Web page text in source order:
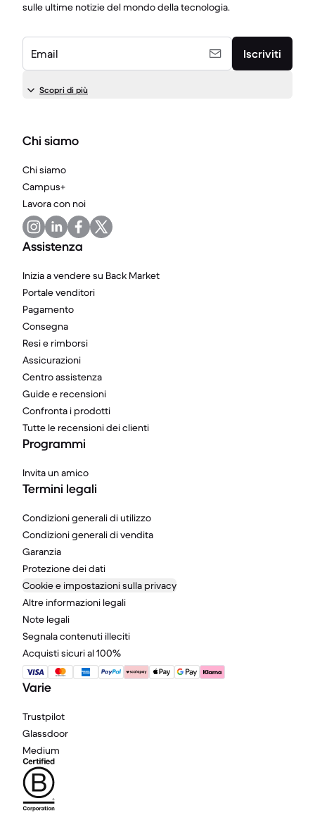
sulle ultime notizie del mondo della tecnologia.
Email Iscriviti
Scopri di più
Chi siamo
Chi siamo
Campus+
Lavora con noi
Assistenza
Inizia a vendere su Back Market
Portale venditori
Pagamento
Consegna
Resi e rimborsi
Assicurazioni
Centro assistenza
Guide e recensioni
Confronta i prodotti
Tutte le recensioni dei clienti
Programmi
Invita un amico
Termini legali
Condizioni generali di utilizzo
Condizioni generali di vendita
Garanzia
Protezione dei dati
Cookie e impostazioni sulla privacy
Altre informazioni legali
Note legali
Segnala contenuti illeciti
Acquisti sicuri al 100%
Varie
Trustpilot
Glassdoor
Medium